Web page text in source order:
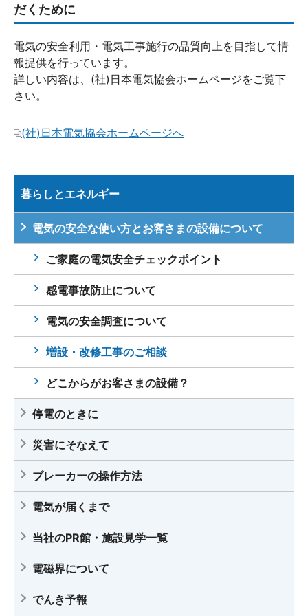
だくために
電気の安全利用・電気工事施行の品質向上を目指して情
報提供を行っています。
詳しい内容は、(社)日本電気協会ホームページをご覧下
さい。
(社)日本電気協会ホームページへ
暮らしとエネルギー
電気の安全な使い方とお客さまの設備について
ご家庭の電気安全チェックポイント
感電事故防止について
電気の安全調査について
増設・改修工事のご相談
どこからがお客さまの設備？
停電のときに
災害にそなえて
ブレーカーの操作方法
電気が届くまで
当社のPR館・施設見学一覧
電磁界について
でんき予報